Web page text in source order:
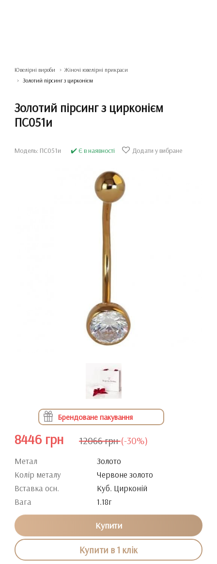
Ювелірні вироби
Жіночі ювелірні прикраси
Золотий пірсинг з цирконієм
Золотий пірсинг з цирконієм
ПС051и
Модель: ПС051и ✔️ Є в наявності Додати у вибране
Брендоване пакування
8446 грн 12066 грн (-30%)
Метал
Золото
Колір металу
Червоне золото
Вставка осн.
Куб. Цирконій
Вага
1.18г
Купити
Купити в 1 клік